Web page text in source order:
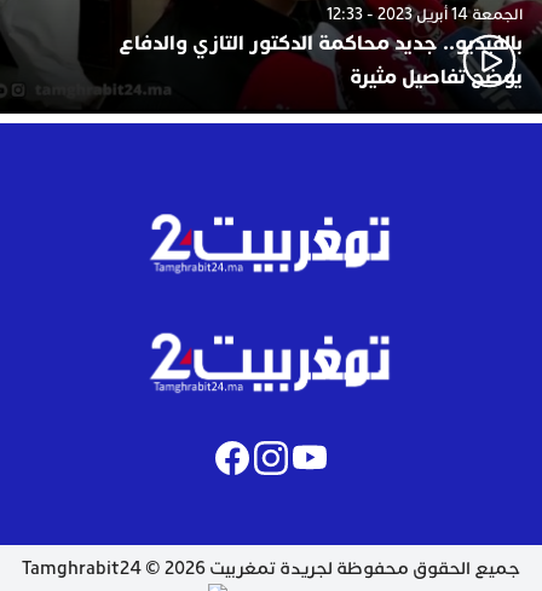
الجمعة 14 أبريل 2023 - 12:33
بالفيديو.. جديد محاكمة الدكتور التازي والدفاع
يوضح تفاصيل مثيرة
جميع الحقوق محفوظة لجريدة تمغربيت 2026 © Tamghrabit24